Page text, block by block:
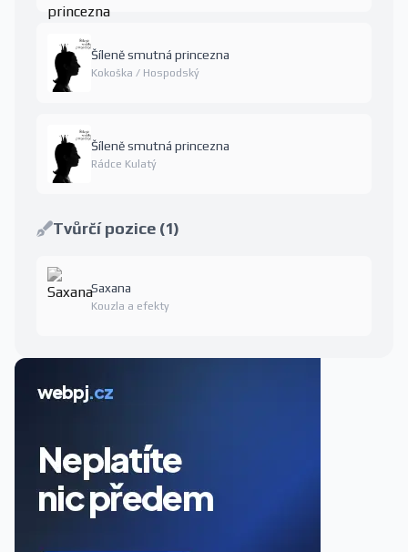
Šíleně smutná princezna
Kokoška / Hospodský
Šíleně smutná princezna
Rádce Kulatý
Tvůrčí pozice (1)
Saxana
Kouzla a efekty